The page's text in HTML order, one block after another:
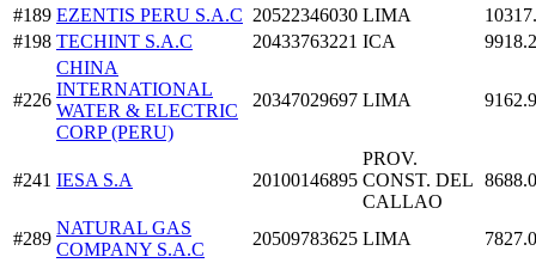
#189 EZENTIS PERU S.A.C 20522346030 LIMA
#198 TECHINT S.A.C 20433763221 ICA
#226
CHINA
INTERNATIONAL
WATER & ELECTRIC
CORP (PERU)
20347029697 LIMA
#241 IESA S.A 20100146895
PROV.
CONST. DEL
CALLAO
#289
NATURAL GAS
COMPANY S.A.C
20509783625 LIMA